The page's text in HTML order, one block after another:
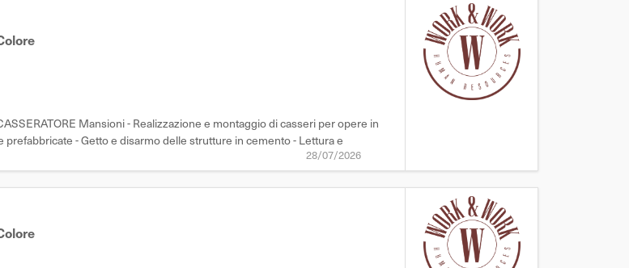
Mansioni - Realizzazione e montaggio di casseri per opere in
- Getto e disarmo delle strutture in cemento - Lettura e
28/07/2026